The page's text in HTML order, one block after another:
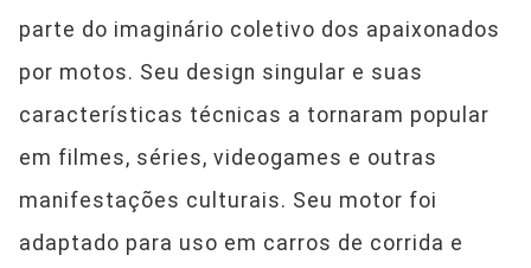
parte do imaginário coletivo dos apaixonados
por motos. Seu design singular e suas
características técnicas a tornaram popular
em filmes, séries, videogames e outras
manifestações culturais. Seu motor foi
adaptado para uso em carros de corrida e